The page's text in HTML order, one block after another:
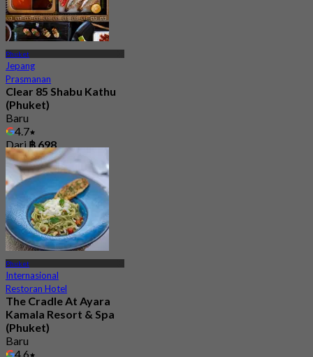
Phuket
Jepang
Prasmanan
Clear 85 Shabu Kathu
(Phuket)
Baru
4.7
Dari฿ 698
Phuket
Internasional
Restoran Hotel
The Cradle At Ayara
Kamala Resort & Spa
(Phuket)
Baru
4.6